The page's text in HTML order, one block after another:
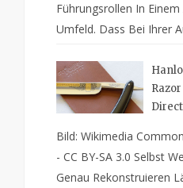
Führungsrollen In
Umfeld. Dass Bei Ihrer
Bild: Wikimedia
- CC BY-SA 3.0 Selbst
Genau Rekonstruieren